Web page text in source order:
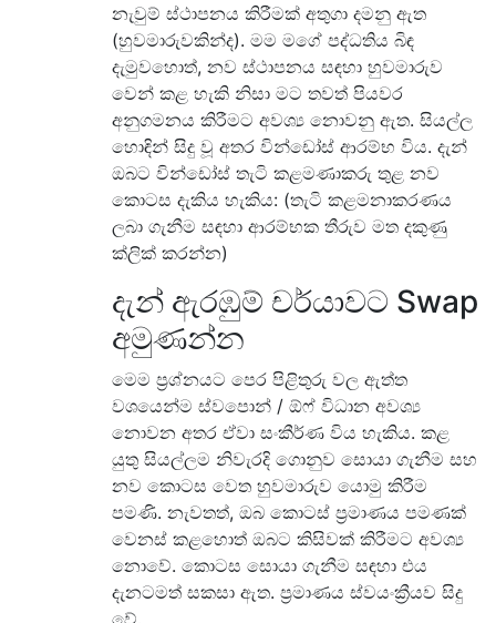
නැවුම් ස්ථාපනය කිරීමක් අතුගා දමනු ඇත
(හුවමාරුවකින්ද). මම මගේ පද්ධතිය බිඳ
දැමුවහොත්, නව ස්ථාපනය සඳහා හුවමාරුව
වෙන් කළ හැකි නිසා මට තවත් පියවර
අනුගමනය කිරීමට අවශ්‍ය නොවනු ඇත. සියල්ල
හොඳින් සිදු වූ අතර වින්ඩෝස් ආරම්භ විය. දැන්
ඔබට වින්ඩෝස් තැටි කළමණාකරු තුළ නව
කොටස දැකිය හැකිය: (තැටි කළමනාකරණය
ලබා ගැනීම සඳහා ආරම්භක තීරුව මත දකුණු
ක්ලික් කරන්න)
දැන් ඇරඹුම් චර්යාවට Swap
අමුණන්න
මෙම ප්‍රශ්නයට පෙර පිළිතුරු වල ඇත්ත
වශයෙන්ම ස්වපොන් / ඕෆ් විධාන අවශ්‍ය
නොවන අතර ඒවා සංකීර්ණ විය හැකිය. කළ
යුතු සියල්ලම නිවැරදි ගොනුව සොයා ගැනීම සහ
නව කොටස වෙත හුවමාරුව යොමු කිරීම
පමණි. නැවතත්, ඔබ කොටස් ප්‍රමාණය පමණක්
වෙනස් කළහොත් ඔබට කිසිවක් කිරීමට අවශ්‍ය
නොවේ. කොටස සොයා ගැනීම සඳහා එය
දැනටමත් සකසා ඇත. ප්‍රමාණය ස්වයංක්‍රීයව සිදු
වේ.